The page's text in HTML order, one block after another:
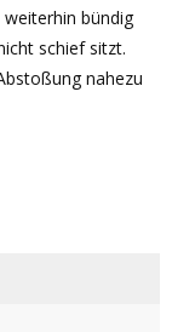
bündig
schief sitzt.
nahezu